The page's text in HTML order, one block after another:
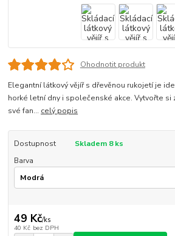
Ohodnotit produkt
Elegantní látkový vějíř s dřevěnou rukojetí je
horké letní dny i společenské akce. Vytvořte si
své fan... celý popis
Dostupnost
Skladem 8 ks
Barva
49 Kč/ks
40 Kč bez DPH